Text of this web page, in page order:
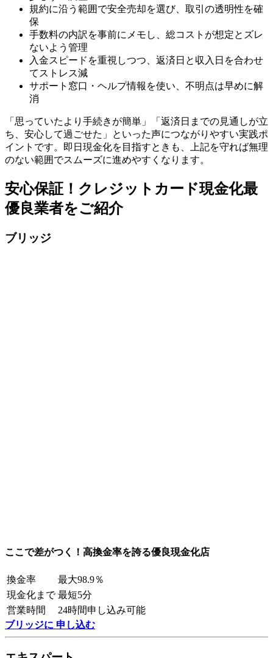
規約に沿う範囲で安全売却を選び、取引の透明性を確
保
手数料の内訳を事前にメモし、総コストが想定とズレ
ないよう管理
入金スピードを重視しつつ、返済日と収入日を合わせ
てストレス減
サポート窓口・ヘルプ情報を使い、不明点は早めに解
消
「思っていたより手続きが簡単」「返済日までの見通しが立
ち、安心して過ごせた」といった声につながりやすい実践ポ
イントです。即日現金化を目指すときも、上記を守れば無理
のない範囲でスムーズに進めやすくなります。
安心保証！クレジットカード現金化最
優良業者をご紹介
ブリッジ
ここで差がつく！高換金率を誇る優良現金化店
換金率
最大98.9％
現金化まで 最短5分
営業時間
24時間申し込み可能
ブリッジに 申し込む